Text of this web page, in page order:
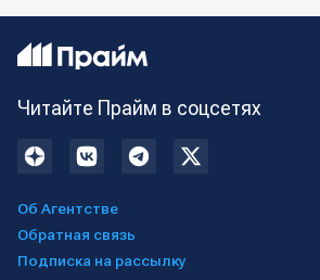
Читайте Прайм в соцсетях
Об Агентстве
Обратная связь
Подписка на рассылку